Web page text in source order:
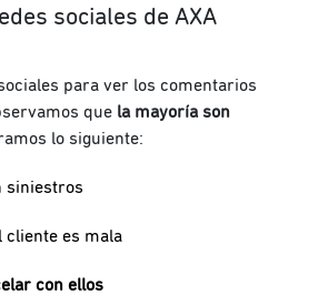
sociales de AXA
para ver los comentarios
que la mayoría son
lo siguiente:
siniestros
cliente es mala
con ellos